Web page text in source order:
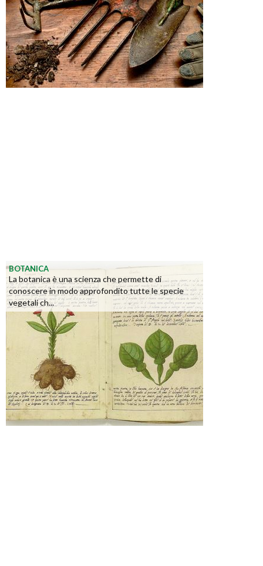
BOTANICA
La botanica è una scienza che permette di
conoscere in modo approfondito tutte le specie
vegetali ch...